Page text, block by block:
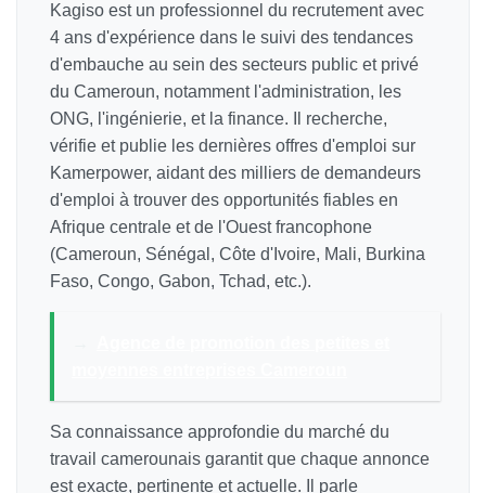
Kagiso est un professionnel du recrutement avec
4 ans d'expérience dans le suivi des tendances
d'embauche au sein des secteurs public et privé
du Cameroun, notamment l'administration, les
ONG, l'ingénierie, et la finance. Il recherche,
vérifie et publie les dernières offres d'emploi sur
Kamerpower, aidant des milliers de demandeurs
d'emploi à trouver des opportunités fiables en
Afrique centrale et de l'Ouest francophone
(Cameroun, Sénégal, Côte d'Ivoire, Mali, Burkina
Faso, Congo, Gabon, Tchad, etc.).
Sa connaissance approfondie du marché du
travail camerounais garantit que chaque annonce
est exacte, pertinente et actuelle. Il parle